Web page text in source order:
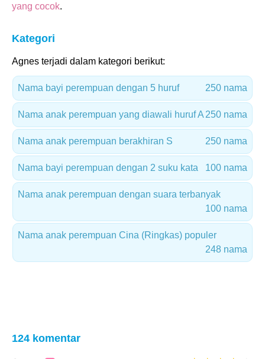
yang cocok.
Kategori
Agnes terjadi dalam kategori berikut:
Nama bayi perempuan dengan 5 huruf 250 nama
Nama anak perempuan yang diawali huruf A 250 nama
Nama anak perempuan berakhiran S 250 nama
Nama bayi perempuan dengan 2 suku kata 100 nama
Nama anak perempuan dengan suara terbanyak
100 nama
Nama anak perempuan Cina (Ringkas) populer
248 nama
124 komentar